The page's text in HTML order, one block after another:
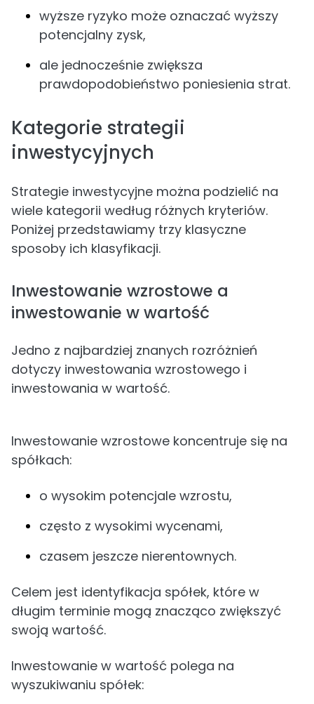
wyższe ryzyko może oznaczać wyższy
potencjalny zysk,
ale jednocześnie zwiększa
prawdopodobieństwo poniesienia strat.
Kategorie strategii
inwestycyjnych
Strategie inwestycyjne można podzielić na
wiele kategorii według różnych kryteriów.
Poniżej przedstawiamy trzy klasyczne
sposoby ich klasyfikacji.
Inwestowanie wzrostowe a
inwestowanie w wartość
Jedno z najbardziej znanych rozróżnień
dotyczy inwestowania wzrostowego i
inwestowania w wartość.
Inwestowanie wzrostowe koncentruje się na
spółkach:
o wysokim potencjale wzrostu,
często z wysokimi wycenami,
czasem jeszcze nierentownych.
Celem jest identyfikacja spółek, które w
długim terminie mogą znacząco zwiększyć
swoją wartość.
Inwestowanie w wartość polega na
wyszukiwaniu spółek: